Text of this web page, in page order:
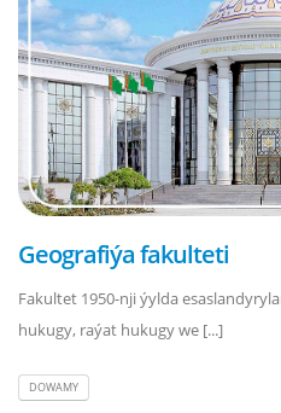
Geografiýa fakulteti
Fakultet 1950-nji ýylda
hukugy, raýat hukugy we [...]
DOWAMY